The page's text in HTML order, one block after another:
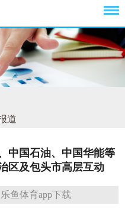
道
中国石油、中国华能等
区及包头市高层互动
乐鱼体育app下载